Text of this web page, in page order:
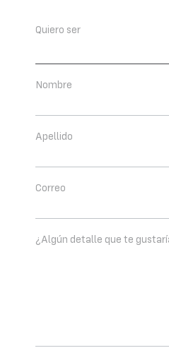
Se
Quiero ser
Nombre
Apellido
Correo
¿Algún detalle que te